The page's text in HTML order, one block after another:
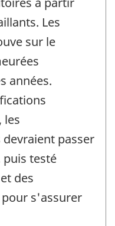
Les
sur le
années.
les
passer
puis testé
des
s'assurer